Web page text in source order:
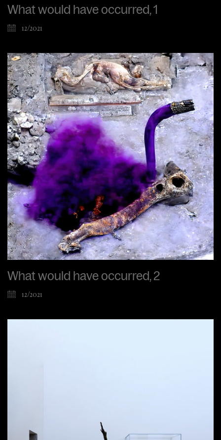
What would have occurred, 1
12/2021
What would have occurred, 2
12/2021